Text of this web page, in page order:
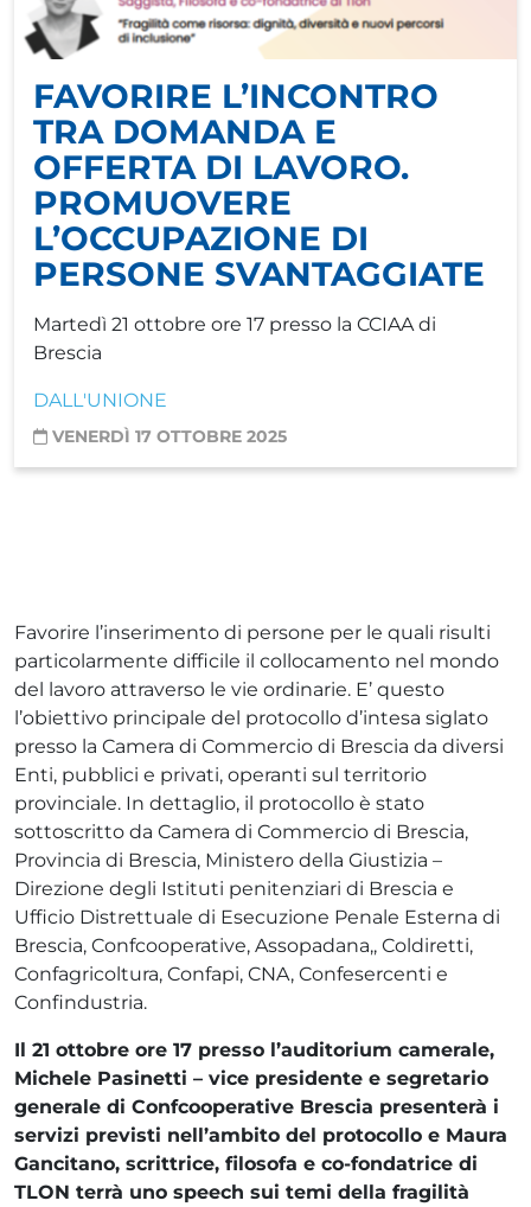
FAVORIRE L’INCONTRO
TRA DOMANDA E
OFFERTA DI LAVORO.
PROMUOVERE
L’OCCUPAZIONE DI
PERSONE SVANTAGGIATE
Martedì 21 ottobre ore 17 presso la CCIAA di
Brescia
DALL'UNIONE
VENERDÌ 17 OTTOBRE 2025
Favorire l’inserimento di persone per le quali risulti
particolarmente difficile il collocamento nel mondo
del lavoro attraverso le vie ordinarie. E’ questo
l’obiettivo principale del protocollo d’intesa siglato
presso la Camera di Commercio di Brescia da diversi
Enti, pubblici e privati, operanti sul territorio
provinciale. In dettaglio, il protocollo è stato
sottoscritto da Camera di Commercio di Brescia,
Provincia di Brescia, Ministero della Giustizia –
Direzione degli Istituti penitenziari di Brescia e
Ufficio Distrettuale di Esecuzione Penale Esterna di
Brescia, Confcooperative, Assopadana,, Coldiretti,
Confagricoltura, Confapi, CNA, Confesercenti e
Confindustria.
Il 21 ottobre ore 17 presso l’auditorium camerale,
Michele Pasinetti – vice presidente e segretario
generale di Confcooperative Brescia presenterà i
servizi previsti nell’ambito del protocollo e Maura
Gancitano, scrittrice, filosofa e co-fondatrice di
TLON terrà uno speech sui temi della fragilità